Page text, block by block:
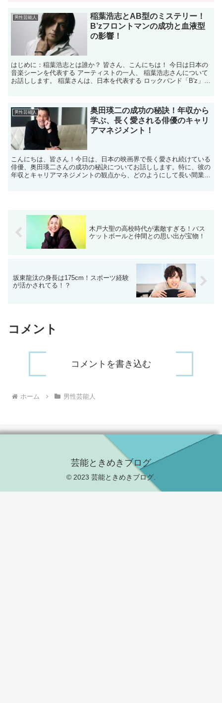
男性芸能人
稲葉浩志とAB型のミステリー！
B’zフロントマンの成功と血液型
の影響！
はじめに：稲葉浩志とは誰か？ 皆さん、こんにちは！ 今日は日本の
音楽シーンを代表する アーティストの一人、 稲葉浩志さんについて
お話しします。 稲葉さんは、日本を代表する ロックバンド「B'z」の
男性芸能人
奥田瑛二の成功の秘訣！年収から
学ぶ、長く愛される俳優のキャリ
アマネジメント！
こんにちは、皆さん！今日は、日本の映画界で長く愛され続けている
俳優、奥田瑛二さんの成功の秘訣についてお話しします。特に、彼の
年収とキャリアマネジメントの観点から、どのようにして長い間業界
木戸大聖の高校時代が素敵すぎる！バス
ケットボールと仲間との思い出が宝物！
坂東龍汰の身長は175cm！スポーツ経験
が活かされてる！？
コメント
コメントを書き込む
ホーム 男性芸能人
芸能ときめきブログ
© 2023 芸能ときめきブログ.